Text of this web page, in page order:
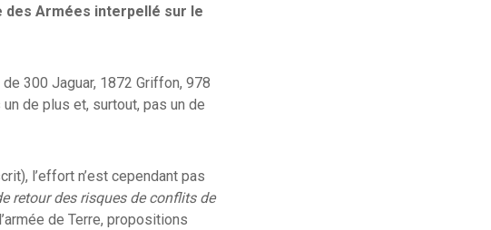
des Armées interpellé sur le
300 Jaguar, 1872 Griffon, 978
de plus et, surtout, pas un de
l’effort n’est cependant pas
retour des risques de conflits de
de Terre, propositions